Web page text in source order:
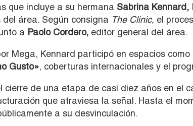
que incluye a su hermana Sabrina Kennard,
área. Según consigna The Clinic, el
a Paolo Cordero, editor general del área.
Mega, Kennard participó en espacios como
Gusto», coberturas internacionales y el
cierre de una etapa de casi diez años en el
que atraviesa la señal. Hasta el
a su desvinculación.